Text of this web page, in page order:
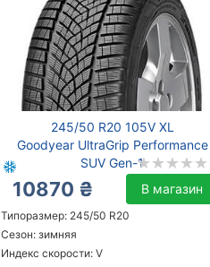
245/50 R20 105V XL
Goodyear UltraGrip Performance
SUV Gen-1
10870 ₴ В магазин
Типоразмер: 245/50 R20
Сезон: зимняя
Индекс скорости: V